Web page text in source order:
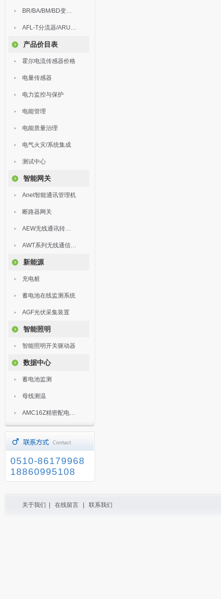
BR/BA/BM/BD变送器
AFL-T分流器/ARU浪涌保护器
产品价目表
霍尔电流传感器价格
电量传感器
电力监控与保护
电能管理
电能质量治理
电气火灾/系统集成
测试中心
智能网关
Anet智能通讯管理机
断路器网关
AEW无线通讯转换器
AWT系列无线通信终端
新能源
充电桩
蓄电池在线监测系统
AGF光伏采集装置
智能照明
智能照明开关驱动器
数据中心
蓄电池监测
母线测温
AMC16Z精密配电监控装置
0510-86179968
18860995108
关于我们 在线留言 联系我们